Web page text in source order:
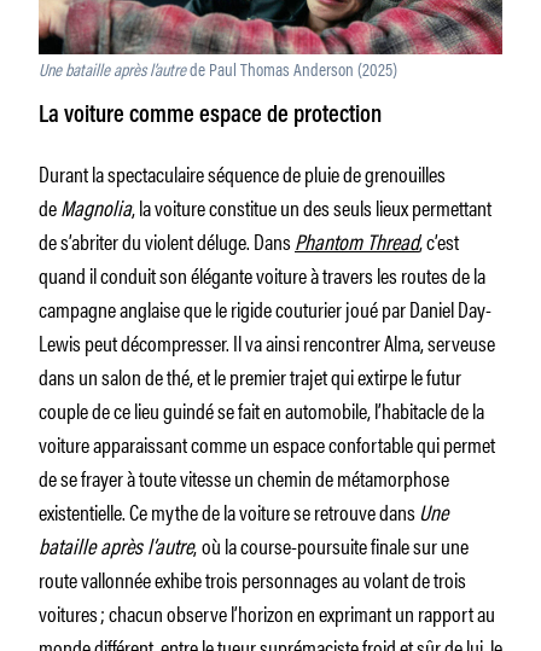
Une bataille après l’autrede Paul Thomas Anderson (2025)
La voiture comme espace de protection
Durant la spectaculaire séquence de pluie de grenouilles
deMagnolia, la voiture constitue un des seuls lieux permettant
de s’abriter du violent déluge. DansPhantom Thread,c’est
quand il conduit son élégante voiture à travers les routes de la
campagne anglaise que le rigide couturier joué par Daniel Day-
Lewis peut décompresser. Il va ainsi rencontrer Alma, serveuse
dans un salon de thé, et le premier trajet qui extirpe le futur
couple de ce lieu guindé se fait en automobile, l’habitacle de la
voiture apparaissant comme un espace confortable qui permet
de se frayer à toute vitesse un chemin de métamorphose
existentielle. Ce mythe de la voiture se retrouve dansUne
bataille après l’autre,où la course-poursuite finale sur une
route vallonnée exhibe trois personnages au volant de trois
voitures ; chacun observe l’horizon en exprimant un rapport au